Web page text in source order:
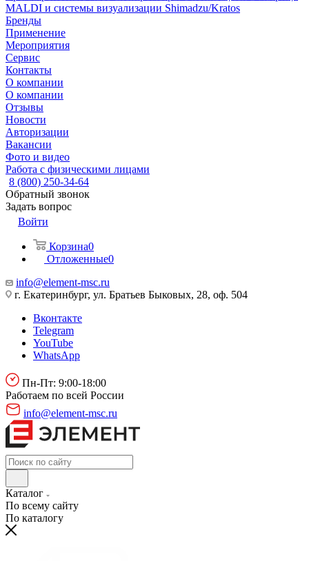
MALDI и системы визуализации Shimadzu/Kratos
Бренды
Применение
Мероприятия
Сервис
Контакты
О компании
О компании
Отзывы
Новости
Авторизации
Вакансии
Фото и видео
Работа с физическими лицами
8 (800) 250-34-64
Обратный звонок
Задать вопрос
Войти
Корзина0
Отложенные0
info@element-msc.ru
г. Екатеринбург, ул. Братьев Быковых, 28, оф. 504
Вконтакте
Telegram
YouTube
WhatsApp
Пн-Пт: 9:00-18:00
Работаем по всей России
info@element-msc.ru
Каталог
По всему сайту
По каталогу